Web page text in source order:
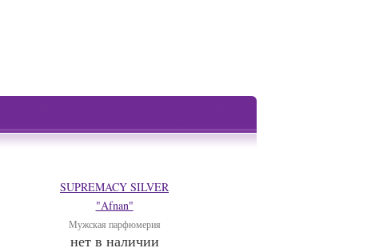
SUPREMACY SILVER
"Afnan"
Мужская парфюмерия
нет в наличии